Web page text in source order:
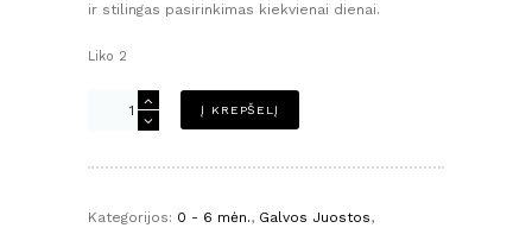
ir stilingas pasirinkimas kiekvienai dienai.
Liko 2
produkto
Į KREPŠELĮ
Kategorijos: 0 - 6 mėn., Galvos Juostos,